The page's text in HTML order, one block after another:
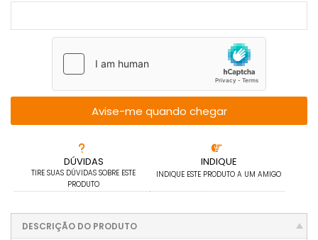
DÚVIDAS
TIRE SUAS DÚVIDAS SOBRE ESTE
PRODUTO
INDIQUE
INDIQUE ESTE PRODUTO A UM AMIGO
Avise-me quando chegar
DESCRIÇÃO DO PRODUTO